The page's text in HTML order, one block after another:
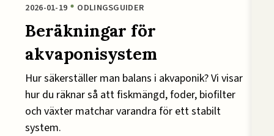
2026-01-19 ODLINGSGUIDER
Beräkningar för
akvaponisystem
Hur säkerställer man balans i akvaponik? Vi visar
hur du räknar så att fiskmängd, foder, biofilter
och växter matchar varandra för ett stabilt
system.